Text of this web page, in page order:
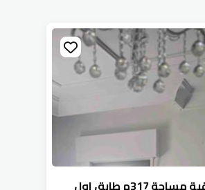
شقة طابقية مساحة 317م طابق اول